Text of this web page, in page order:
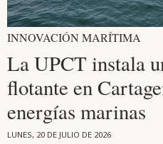
INNOVACIÓN MARÍTIMA
La UPCT instala
flotante en
energías marinas
LUNES, 20 DE JULIO DE 2026